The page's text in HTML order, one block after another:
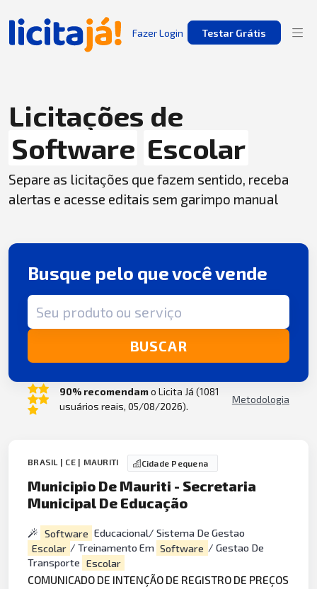
Fazer Login Testar Grátis
Licitações de
Software Escolar
Separe as licitações que fazem sentido, receba
alertas e acesse editais sem garimpo manual
Busque pelo que você vende
Termo de busca
BUSCAR
90% recomendamo Licita Já (1081
usuários reais, 05/08/2026).
Metodologia
BRASIL | CE | MAURITI Cidade Pequena
Municipio De Mauriti - Secretaria
Municipal De Educação
Software Educacional/ Sistema De Gestao
Escolar / Treinamento Em Software / Gestao De
Transporte Escolar
COMUNICADO DE INTENÇÃO DE REGISTRO DE PREÇOS